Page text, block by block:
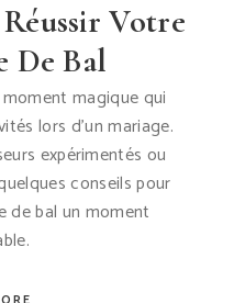
Votre
De Bal
magique qui
lors d’un mariage.
expérimentés ou
conseils pour
de bal un moment